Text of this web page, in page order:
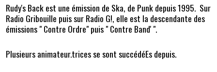
Rudy's Back est une émission de Ska, de Punk depuis 1995. Sur
Radio Gribouille puis sur Radio G!, elle est la descendante des
émissions " Contre Ordre" puis " Contre Band' ".
Plusieurs animateur.trices se sont succédéEs depuis.